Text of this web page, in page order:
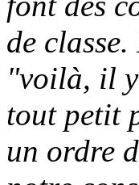
de
"voilà, il
tout petit
un ordre